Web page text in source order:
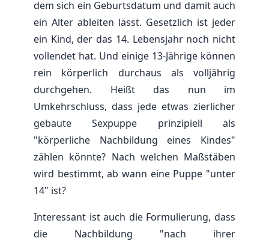
dem sich ein Geburtsdatum und damit auch
ein Alter ableiten lässt. Gesetzlich ist jeder
ein Kind, der das 14. Lebensjahr noch nicht
vollendet hat. Und einige 13-Jährige können
rein körperlich durchaus als volljährig
durchgehen. Heißt das nun im
Umkehrschluss, dass jede etwas zierlicher
gebaute Sexpuppe prinzipiell als
"körperliche Nachbildung eines Kindes"
zählen könnte? Nach welchen Maßstäben
wird bestimmt, ab wann eine Puppe "unter
14" ist?
Interessant ist auch die Formulierung, dass
die Nachbildung "nach ihrer